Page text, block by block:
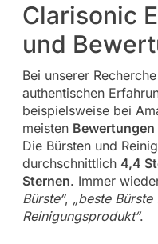
Clarisonic
und
Bei unserer
authentischen
beispielsweise bei
meisten
Die Bürsten und
durchschnittlich 4,4
Sternen. Immer
Bürste“, „beste Bürste
Reinigungsprodukt“.